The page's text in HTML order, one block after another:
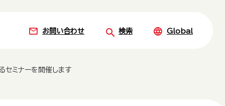
お問い合わせ 検索 Global
セミナーを開催します